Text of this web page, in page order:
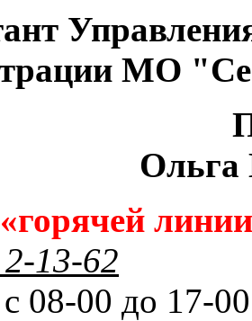
МО
Ольга
13-62
08-00 до 17-